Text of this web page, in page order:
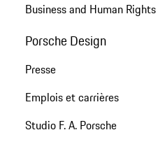
Business and Human Rights
Porsche Design
Presse
Emplois et carrières
Studio F. A. Porsche